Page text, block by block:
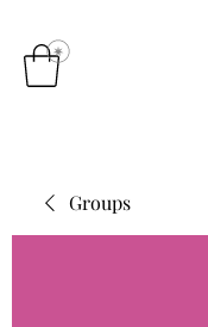
Groups